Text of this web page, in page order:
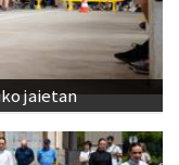
jaietan